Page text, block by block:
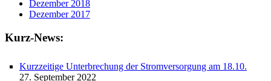
Dezember 2018
Dezember 2017
Kurz-News:
Kurzzeitige Unterbrechung der Stromversorgung am 18.10.
27. September 2022